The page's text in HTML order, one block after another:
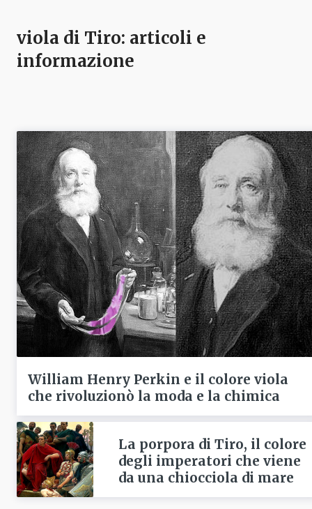
viola di Tiro: articoli e
informazione
William Henry Perkin e il colore viola
che rivoluzionò la moda e la chimica
La porpora di Tiro, il colore
degli imperatori che viene
da una chiocciola di mare